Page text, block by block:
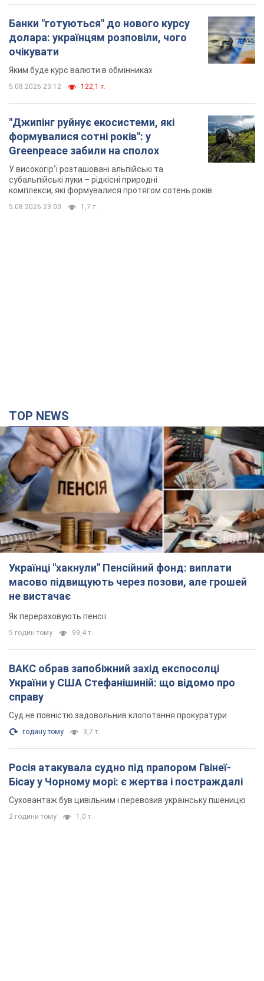
Банки "готуються" до нового курсу
долара: українцям розповіли, чого
очікувати
Яким буде курс валюти в обмінниках
5.08.2026 23:12 122,1 т.
"Джипінг руйнує екосистеми, які
формувалися сотні років": у
Greenpeace забили на сполох
У високогір'ї розташовані альпійські та
субальпійські луки – рідкісні природні
комплекси, які формувалися протягом сотень років
5.08.2026 23:00 1,7 т.
TOP NEWS
Українці "хакнули" Пенсійний фонд: виплати
масово підвищують через позови, але грошей
не вистачає
Як перераховують пенсії
5 годин тому 99,4 т.
ВАКС обрав запобіжний захід експосолці
України у США Стефанішиній: що відомо про
справу
Суд не повністю задовольнив клопотання прокуратури
годину тому 3,7 т.
Росія атакувала судно під прапором Гвінеї-
Бісау у Чорному морі: є жертва і постраждалі
Суховантаж був цивільним і перевозив українську пшеницю
2 години тому 1,0 т.